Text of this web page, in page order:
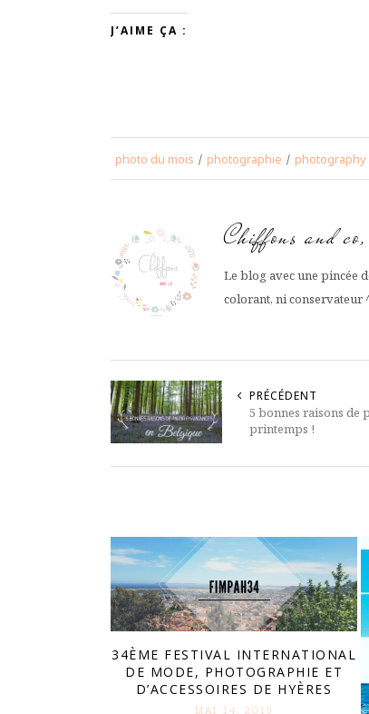
J’AIME ÇA :
photo du mois / photographie / photography
Chiffons and
Le blog avec une pincée
colorant, ni conservateur
PRÉCÉDENT
5 bonnes raisons de
printemps !
34ÈME FESTIVAL INTERNATIONAL
DE MODE, PHOTOGRAPHIE ET
D’ACCESSOIRES DE HYÈRES
MAI 14. 2019